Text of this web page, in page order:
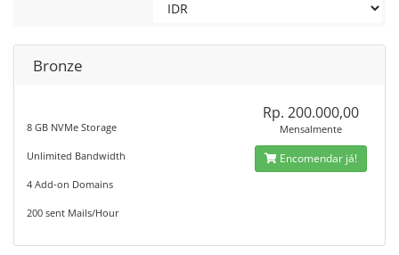
Bronze
8 GB NVMe Storage
Unlimited Bandwidth
4 Add-on Domains
200 sent Mails/Hour
Rp. 200.000,00
Mensalmente
Encomendar já!